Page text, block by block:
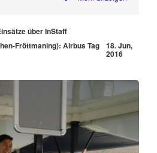
über InStaff
Fröttmaning): Airbus Tag
18. Jun,
2016